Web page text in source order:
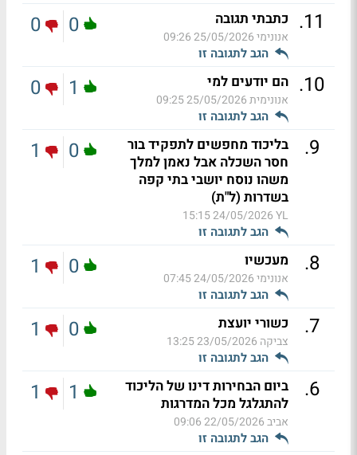
11
. כתבתי תגובה
אנונימי25/05/2026 09:26
הגב לתגובה זו
0
0
10
. הם יודעים למי
אנונימית25/05/2026 09:25
הגב לתגובה זו
1
0
9
.
בליכוד מחפשים לתפקיד בור
חסר השכלה אבל נאמן למלך
משהו נוסח יושבי בתי קפה
בשדרות (ל"ת)
YL
24/05/2026 15:15
הגב לתגובה זו
0
1
8
. מעכשיו
אנונימי24/05/2026 07:45
הגב לתגובה זו
0
1
7
. כשורי יועצת
צביקה 23/05/2026 13:25
הגב לתגובה זו
0
1
6
.
ביום הבחירות דינו של הליכוד
להתגלגל מכל המדרגות
אביב22/05/2026 09:06
הגב לתגובה זו
1
1